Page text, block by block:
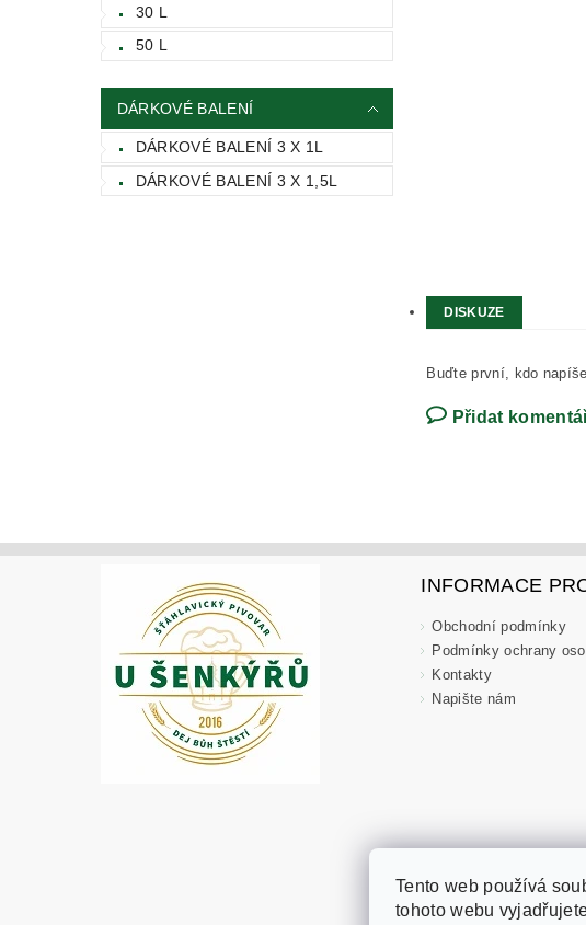
30 L
50 L
DÁRKOVÉ BALENÍ
DÁRKOVÉ BALENÍ 3 X 1L
DÁRKOVÉ BALENÍ 3 X 1,5L
DISKUZE
Buďte první, kdo
Přidat
INFORMACE
Obchodní podmínky
Podmínky ochrany
Kontakty
Napište nám
Tento web používá
tohoto webu